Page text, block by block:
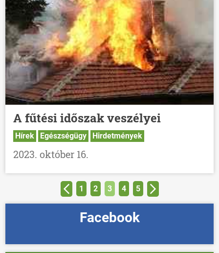
A fűtési időszak veszélyei
Hírek Egészségügy Hirdetmények
2023. október 16.
1 2 3 4 5
Facebook